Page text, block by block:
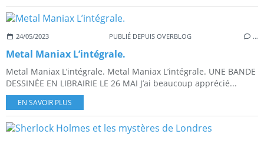
24/05/2023 PUBLIÉ DEPUIS OVERBLOG …
Metal Maniax L’intégrale.
Metal Maniax L’intégrale. Metal Maniax L’intégrale. UNE BANDE
DESSINÉE EN LIBRAIRIE LE 26 MAI J’ai beaucoup apprécié...
EN SAVOIR PLUS